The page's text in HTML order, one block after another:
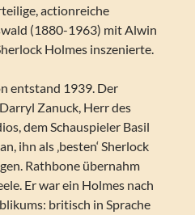
actionreiche
(1880-1963) mit Alwin
Holmes inszenierte.
entstand 1939. Der
Zanuck, Herr des
dem Schauspieler Basil
ihn als ‚besten‘ Sherlock
Rathbone übernahm
Er war ein Holmes nach
britisch in Sprache